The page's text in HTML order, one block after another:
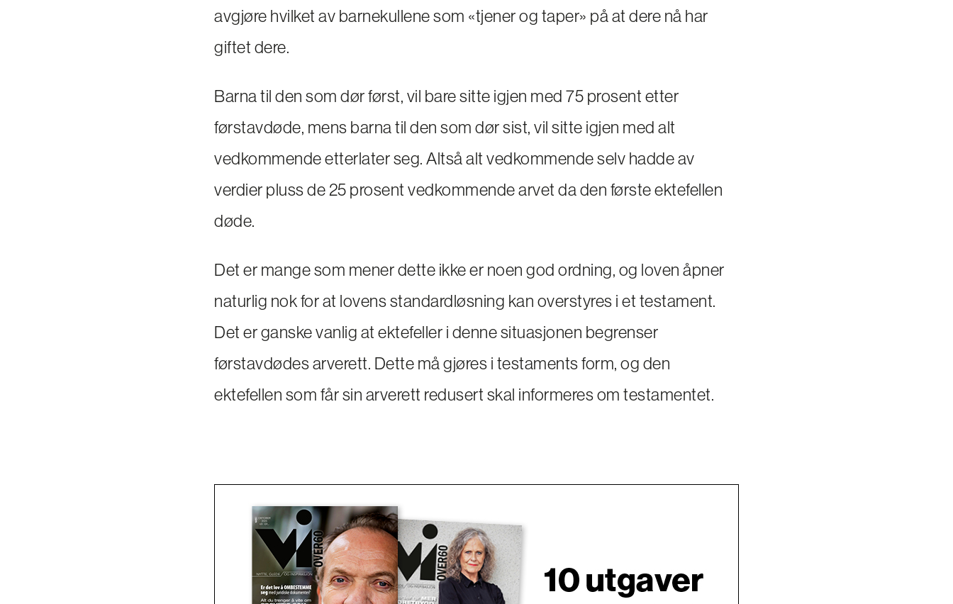
avgjøre hvilket av barnekullene som «tjener og taper» på at dere nå har
giftet dere.
Barna til den som dør først, vil bare sitte igjen med 75 prosent etter
førstavdøde, mens barna til den som dør sist, vil sitte igjen med alt
vedkommende etterlater seg. Altså alt vedkommende selv hadde av
verdier pluss de 25 prosent vedkommende arvet da den første ektefellen
døde.
Det er mange som mener dette ikke er noen god ordning, og loven åpner
naturlig nok for at lovens standardløsning kan overstyres i et testament.
Det er ganske vanlig at ektefeller i denne situasjonen begrenser
førstavdødes arverett. Dette må gjøres i testaments form, og den
ektefellen som får sin arverett redusert skal informeres om testamentet.